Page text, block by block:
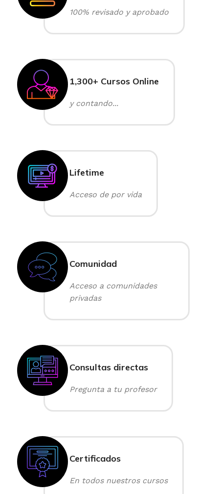
100% revisado y aprobado
1,300+ Cursos Online
y contando...
Lifetime
Acceso de por vida
Comunidad
Acceso a comunidades
privadas
Consultas directas
Pregunta a tu profesor
Certificados
En todos nuestros cursos